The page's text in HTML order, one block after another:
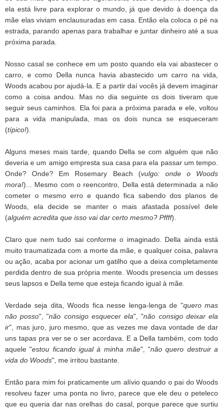
ela está livre para explorar o mundo, já que devido à doença da
mãe elas viviam enclausuradas em casa. Então ela coloca o pé na
estrada, parando apenas para trabalhar e juntar dinheiro até a sua
próxima parada.
Nosso casal se conhece em um posto quando ela vai abastecer o
carro, e como Della nunca havia abastecido um carro na vida,
Woods acabou por ajudá-la. E a partir daí vocês já devem imaginar
como a coisa andou. Mas no dia seguinte os dois tiveram que
seguir seus caminhos. Ela foi para a próxima parada e ele, voltou
para a vida manipulada, mas os dois nunca se esqueceram
(típico!).
Alguns meses mais tarde, quando Della se com alguém que não
deveria e um amigo empresta sua casa para ela passar um tempo.
Onde? Onde? Em Rosemary Beach (vulgo: onde o Woods
mora!)... Mesmo com o reencontro, Della está determinada a não
cometer o mesmo erro e quando fica sabendo dos planos de
Woods, ela decide se manter o mais afastada possível dele
(alguém acredita que isso vai dar certo mesmo? Pffff).
Claro que nem tudo sai conforme o imaginado. Della ainda está
muito traumatizada com a morte da mãe, e qualquer coisa, palavra
ou ação, acaba por acionar um gatilho que a deixa completamente
perdida dentro de sua própria mente. Woods presencia um desses
seus lapsos e Della teme que esteja ficando igual à mãe.
Verdade seja dita, Woods fica nesse lenga-lenga de "quero mas
não posso", "não consigo esquecer ela", "não consigo deixar ela
ir", mas juro, juro mesmo, que as vezes me dava vontade de dar
uns tapas pra ver se o ser acordava. E a Della também, com todo
aquele "estou ficando igual à minha mãe", "não quero destruir a
vida do Woods", me irritou bastante.
Então para mim foi praticamente um alívio quando o pai do Woods
resolveu fazer uma ponta no livro, parece que ele deu o peteleco
que eu queria dar nas orelhas do casal, porque parece que surtiu